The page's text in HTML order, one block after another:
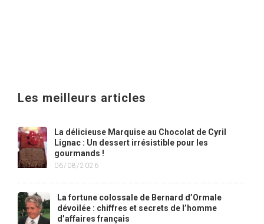
Les meilleurs articles
La délicieuse Marquise au Chocolat de Cyril
Lignac : Un dessert irrésistible pour les
gourmands !
06/08/2026
La fortune colossale de Bernard d’Ormale
dévoilée : chiffres et secrets de l’homme
d’affaires français